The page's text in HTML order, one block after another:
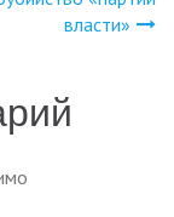
власти»